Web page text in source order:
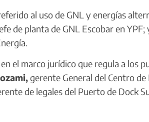
al uso de GNL y energías
de planta de GNL Escobar en YPF;
el marco jurídico que regula a los
gerente General del Centro de
de legales del Puerto de Dock